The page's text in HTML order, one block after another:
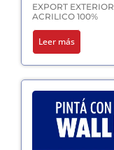
EXPORT EXTERIOR
ACRILICO 100%
Leer más